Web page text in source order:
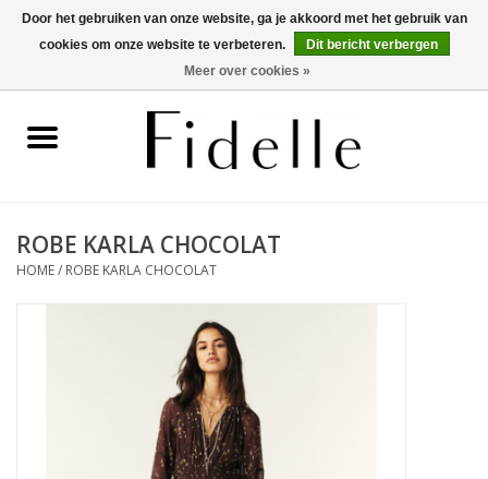
0 Artikelen - €0,00
ROBE KARLA CHOCOLAT
HOME/ ROBE KARLA CHOCOLAT
Door het gebruiken van onze website, ga je akkoord met het gebruik van
cookies om onze website te verbeteren.
Dit bericht verbergen
Meer over cookies »